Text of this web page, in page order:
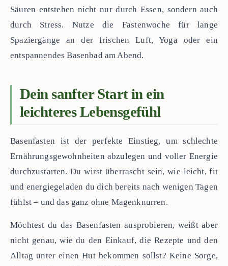
Säuren entstehen nicht nur durch Essen, sondern auch
durch Stress. Nutze die Fastenwoche für lange
Spaziergänge an der frischen Luft, Yoga oder ein
entspannendes Basenbad am Abend.
Dein sanfter Start in ein
leichteres Lebensgefühl
Basenfasten ist der perfekte Einstieg, um schlechte
Ernährungsgewohnheiten abzulegen und voller Energie
durchzustarten. Du wirst überrascht sein, wie leicht, fit
und energiegeladen du dich bereits nach wenigen Tagen
fühlst – und das ganz ohne Magenknurren.
Möchtest du das Basenfasten ausprobieren, weißt aber
nicht genau, wie du den Einkauf, die Rezepte und den
Alltag unter einen Hut bekommen sollst? Keine Sorge,